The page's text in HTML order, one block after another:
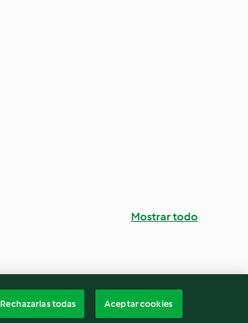
Mostrar todo
Rechazarlas todas Aceptar cookies